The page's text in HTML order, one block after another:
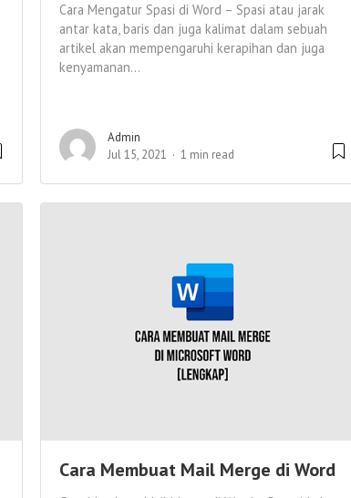
Cara Mengatur Spasi di Word – Spasi atau jarak
antar kata, baris dan juga kalimat dalam sebuah
artikel akan mempengaruhi kerapihan dan juga
kenyamanan...
Admin
Jul 15, 2021
1 min read
Cara Membuat Mail Merge di Word